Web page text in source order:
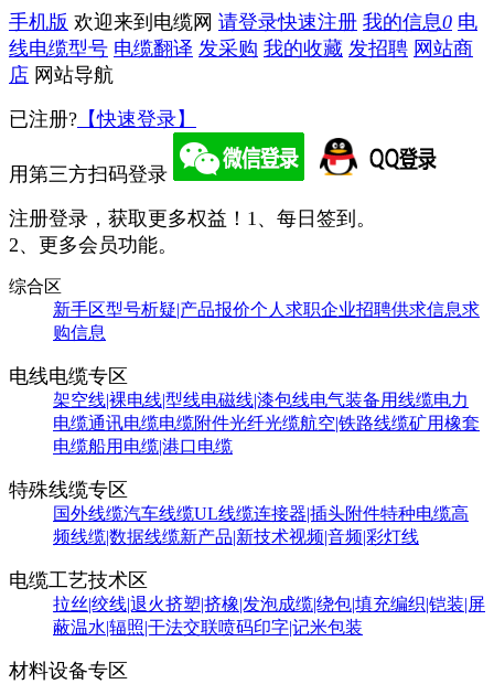
手机版 欢迎来到电缆网 请登录快速注册 我的信息0 电
线电缆型号 电缆翻译 发采购 我的收藏 发招聘 网站商
店 网站导航
已注册? 【快速登录】
用第三方扫码登录
注册登录，获取更多权益！ 1、每日签到。
2、更多会员功能。
综合区
新手区型号析疑|产品报价个人求职企业招聘供求信息求
购信息
电线电缆专区
架空线|裸电线|型线电磁线|漆包线电气装备用线缆电力
电缆通讯电缆电缆附件光纤光缆航空|铁路线缆矿用橡套
电缆船用电缆|港口电缆
特殊线缆专区
国外线缆汽车线缆UL线缆连接器|插头附件特种电缆高
频线缆|数据线缆新产品|新技术视频|音频|彩灯线
电缆工艺技术区
拉丝|绞线|退火挤塑|挤橡|发泡成缆|绕包|填充编织|铠装|屏
蔽温水|辐照|干法交联喷码印字|记米包装
材料设备专区